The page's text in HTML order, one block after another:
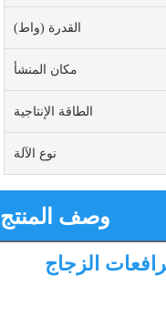
القدرة (واط)
مكان المنشأ
الطاقة الإنتاجية
نوع الآلة
وصف المنتج